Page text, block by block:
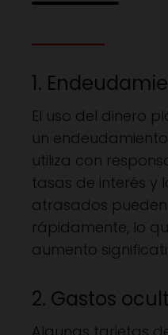
1.
El uso del dinero
un
utiliza con
tasas de interés y
atrasados
rápidamente, lo
aumento
2. Gastos